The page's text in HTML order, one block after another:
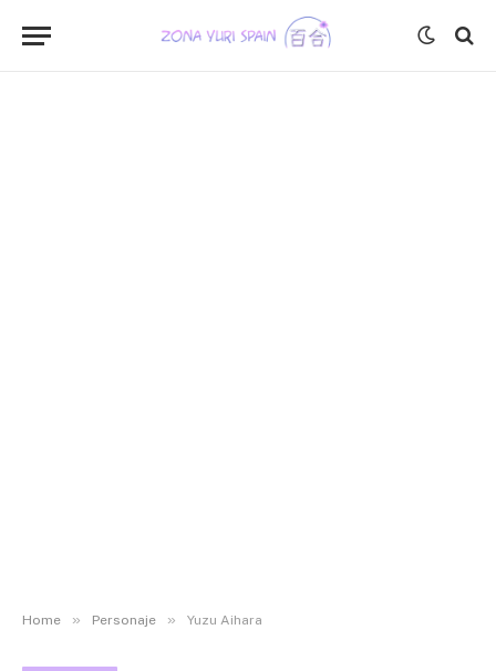
Home » Personaje » Yuzu Aihara